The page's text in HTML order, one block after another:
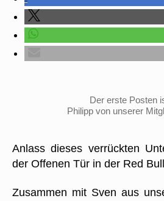
Der erste Posten
Philipp von unserer
Anlass dieses verrückten
der Offenen Tür in der Red
Zusammen mit Sven aus